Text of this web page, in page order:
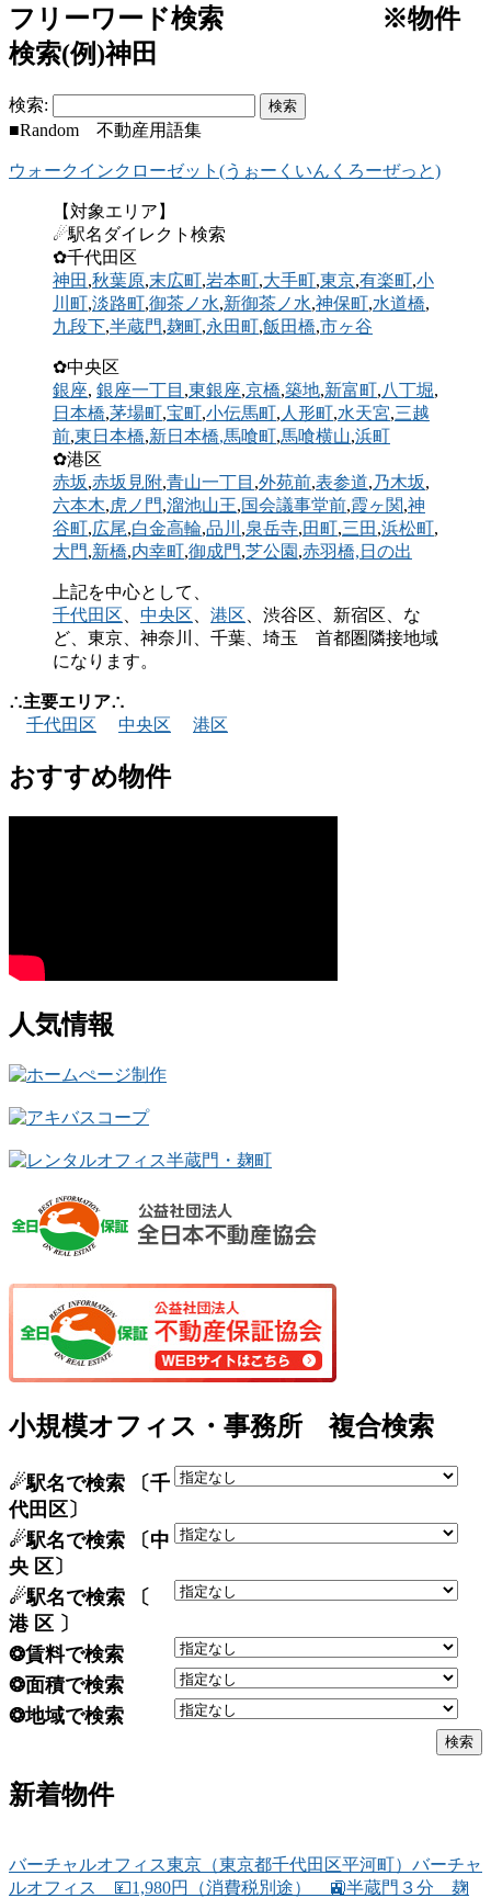
フリーワード検索 ※物件
検索(例)神田
検索:
■Random 不動産用語集
ウォークインクローゼット(うぉーくいんくろーぜっと)
【対象エリア】
☄駅名ダイレクト検索
✿千代田区
神田 ,秋葉原,末広町,岩本町,大手町,東京,有楽町,小
川町,淡路町,御茶ノ水,新御茶ノ水,神保町,水道橋,
九段下,半蔵門,麹町,永田町,飯田橋,市ヶ谷
✿中央区
銀座, 銀座一丁目 ,東銀座,京橋,築地,新富町,八丁堀,
日本橋,茅場町,宝町,小伝馬町, 人形町,水天宮,三越
前,東日本橋,新日本橋,馬喰町,馬喰横山,浜町
✿港区
赤坂,赤坂見附,青山一丁目 ,外苑前,表参道,乃木坂,
六本木,虎ノ門,溜池山王,国会議事堂前,霞ヶ関,神
谷町,広尾,白金高輪,品川 ,泉岳寺,田町,三田 ,浜松町,
大門,新橋,内幸町,御成門,芝公園 ,赤羽橋, 日の出
上記を中心として、
千代田区
中央区 港区 、渋谷区、新宿区、な
ど、東京、神奈川、千葉、埼玉 首都圏隣接地域
になります。
∴主要エリア∴
千代田区
中央区 港区
おすすめ物件
人気情報
小規模オフィス・事務所 複合検索
☄駅名で検索 〔千
代田区〕
☄駅名で検索 〔中
央 区〕
☄駅名で検索 〔
港 区 〕
❂賃料で検索
❂面積で検索
❂地域で検索
新着物件
バーチャルオフィス東京（東京都千代田区平河町）バーチャ
ルオフィス 💴1,980円（消費税別途） 🚉半蔵門３分 麹